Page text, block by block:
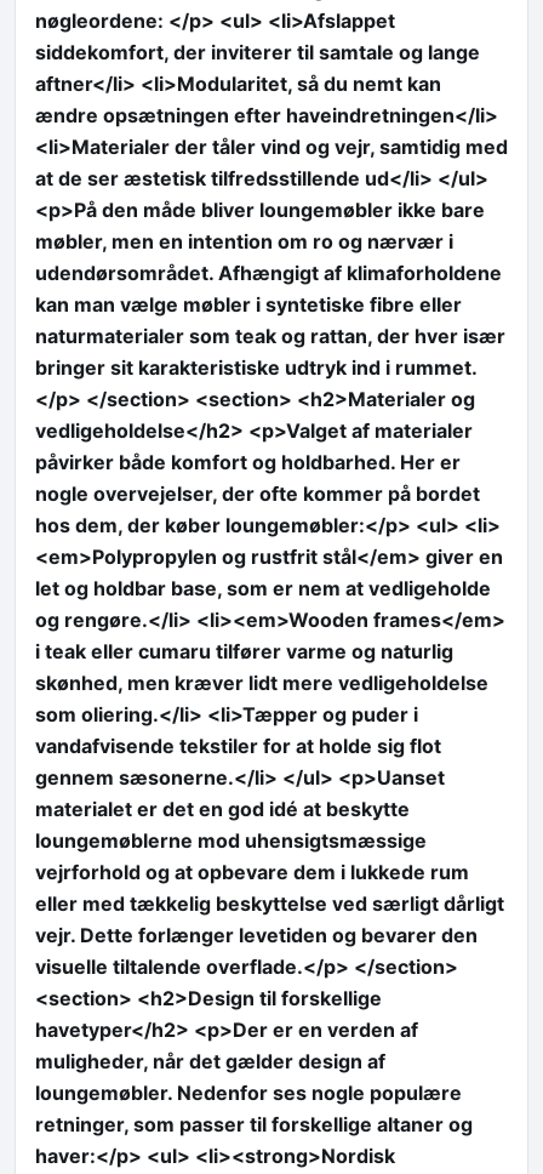
nøgleordene: </p> <ul> <li>Afslappet
siddekomfort, der inviterer til samtale og lange
aftner</li> <li>Modularitet, så du nemt kan
ændre opsætningen efter haveindretningen</li>
<li>Materialer der tåler vind og vejr, samtidig med
at de ser æstetisk tilfredsstillende ud</li> </ul>
<p>På den måde bliver loungemøbler ikke bare
møbler, men en intention om ro og nærvær i
udendørsområdet. Afhængigt af klimaforholdene
kan man vælge møbler i syntetiske fibre eller
naturmaterialer som teak og rattan, der hver især
bringer sit karakteristiske udtryk ind i rummet.
</p> </section> <section> <h2>Materialer og
vedligeholdelse</h2> <p>Valget af materialer
påvirker både komfort og holdbarhed. Her er
nogle overvejelser, der ofte kommer på bordet
hos dem, der køber loungemøbler:</p> <ul> <li>
<em>Polypropylen og rustfrit stål</em> giver en
let og holdbar base, som er nem at vedligeholde
og rengøre.</li> <li><em>Wooden frames</em>
i teak eller cumaru tilfører varme og naturlig
skønhed, men kræver lidt mere vedligeholdelse
som oliering.</li> <li>Tæpper og puder i
vandafvisende tekstiler for at holde sig flot
gennem sæsonerne.</li> </ul> <p>Uanset
materialet er det en god idé at beskytte
loungemøblerne mod uhensigtsmæssige
vejrforhold og at opbevare dem i lukkede rum
eller med tækkelig beskyttelse ved særligt dårligt
vejr. Dette forlænger levetiden og bevarer den
visuelle tiltalende overflade.</p> </section>
<section> <h2>Design til forskellige
havetyper</h2> <p>Der er en verden af
muligheder, når det gælder design af
loungemøbler. Nedenfor ses nogle populære
retninger, som passer til forskellige altaner og
haver:</p> <ul> <li><strong>Nordisk